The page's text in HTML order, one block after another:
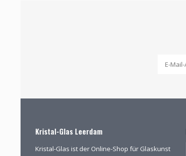
Kristal-Glas Leerdam
Kristal-Glas ist der Online-Shop für Glaskunst